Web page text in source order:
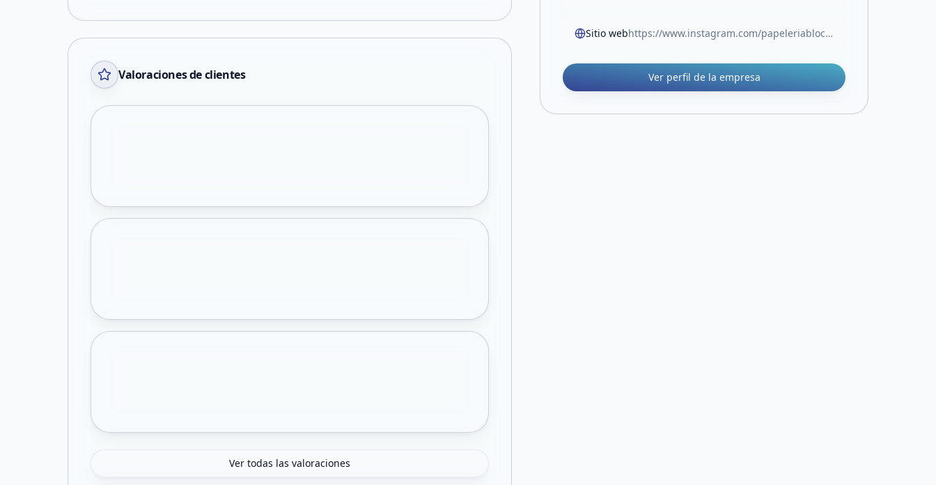
Valoraciones de clientes
Ver todas las valoraciones
Sitio web https://www.instagram.com/papeleriablock.sl?igsh=MW05Z3RocjUwOTlvOA%3D%3D
Ver perfil de la empresa